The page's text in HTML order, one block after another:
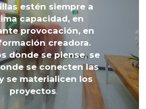
estén siempre a
capacidad, en
provocación, en
creadora.
donde se piense, se
se conecten las
se materialicen los
proyectos.